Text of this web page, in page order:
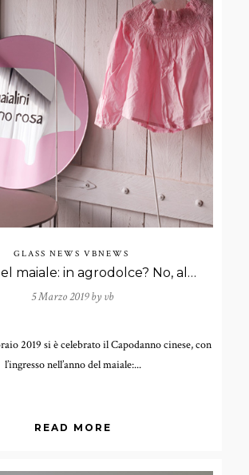
GLASS NEWS VBNEWS
L’anno del maiale: in agrodolce? No, allo specchio!
5 Marzo 2019 by vb
2019 si è celebrato il Capodanno cinese, con
l’ingresso nell’anno del maiale:...
READ MORE